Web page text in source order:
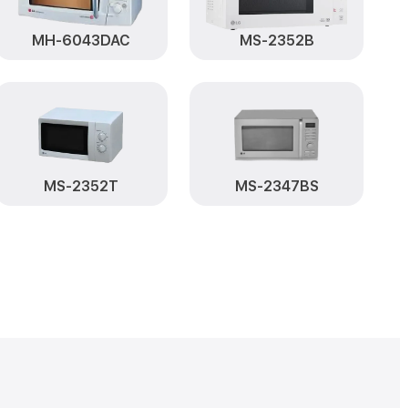
от 500₽ Заказать
MH-6043DAC MS-2352B
MS-2352T MS-2347BS